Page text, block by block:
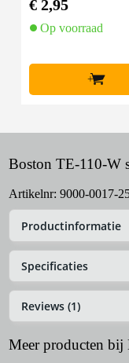
€ 2,95
Op voorraad
+
Boston TE-110-W
Artikelnr: 9000-0017-
Productinformatie
Specificaties
Reviews (1)
Meer producten bij